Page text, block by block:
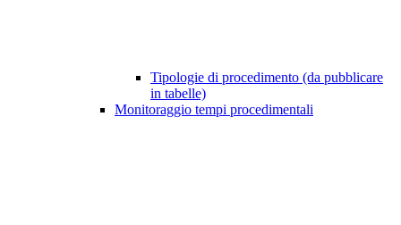
Tipologie di procedimento (da pubblicare
in tabelle)
Monitoraggio tempi procedimentali